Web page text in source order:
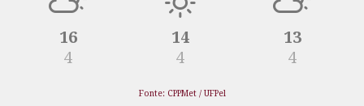
16
4
14
4
13
4
Fonte: CPPMet / UFPel